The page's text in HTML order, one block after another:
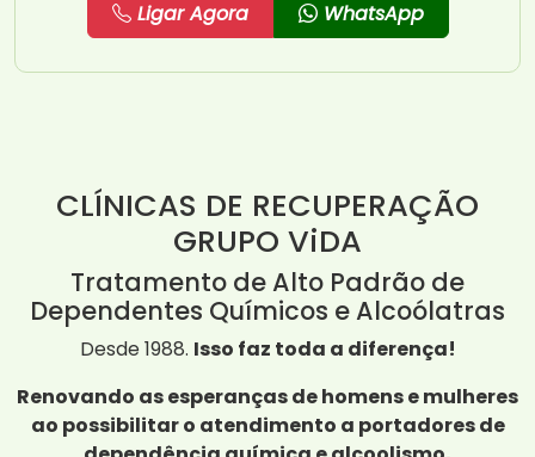
Ligar Agora WhatsApp
CLÍNICAS DE RECUPERAÇÃO
GRUPO ViDA
Tratamento de Alto Padrão de
Dependentes Químicos e Alcoólatras
Desde 1988. Isso faz toda a diferença!
Renovando as esperanças de homens e mulheres
ao possibilitar o atendimento a portadores de